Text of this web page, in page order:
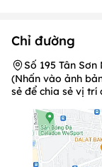
Chỉ đường
Số 195 Tân Sơn
(Nhấn vào ảnh
sẻ để chia sẻ vị trí